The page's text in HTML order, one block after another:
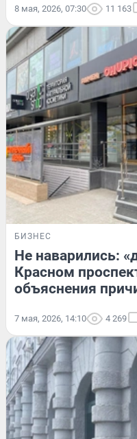
8 мая, 2026, 07:30 11 163
БИЗНЕС
Не наварились:
Красном
объяснения
7 мая, 2026, 14:10 4 269